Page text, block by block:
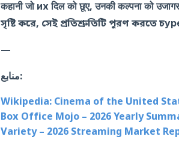
कहानी जो их दिल को छूए, उनकी कल्पना को
সৃষ্টি করে, সেই প্রতিশ্রুতিটি পূরণ করতে
—
منابع:
Wikipedia: Cinema of the United
Box Office Mojo – 2026 Yearly
Variety – 2026 Streaming Market